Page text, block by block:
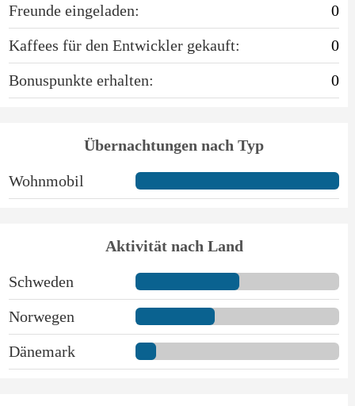
Freunde eingeladen:
0
Kaffees für den Entwickler gekauft:
0
Bonuspunkte erhalten:
0
Übernachtungen nach Typ
Wohnmobil
Aktivität nach Land
Schweden
Norwegen
Dänemark